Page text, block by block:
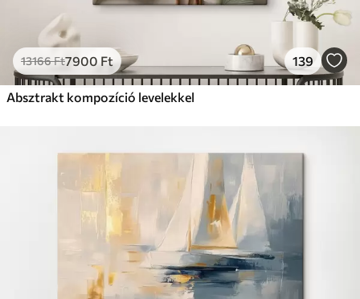
13166Ft7900 Ft 139
Absztrakt kompozíció levelekkel